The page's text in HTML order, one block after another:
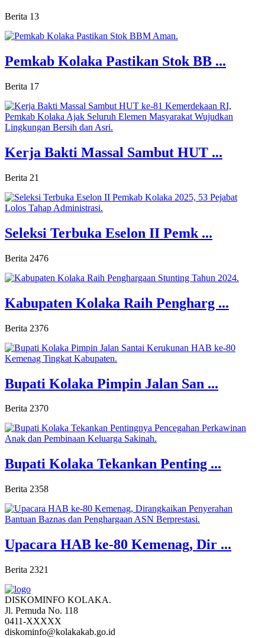
Berita 13
Pemkab Kolaka Pastikan Stok BB ...
Berita 17
Kerja Bakti Massal Sambut HUT ...
Berita 21
Seleksi Terbuka Eselon II Pemk ...
Berita 2476
Kabupaten Kolaka Raih Pengharg ...
Berita 2376
Bupati Kolaka Pimpin Jalan San ...
Berita 2370
Bupati Kolaka Tekankan Penting ...
Berita 2358
Upacara HAB ke-80 Kemenag, Dir ...
Berita 2321
DISKOMINFO KOLAKA.
Jl. Pemuda No. 118
0411-XXXXX
diskominfo@kolakakab.go.id